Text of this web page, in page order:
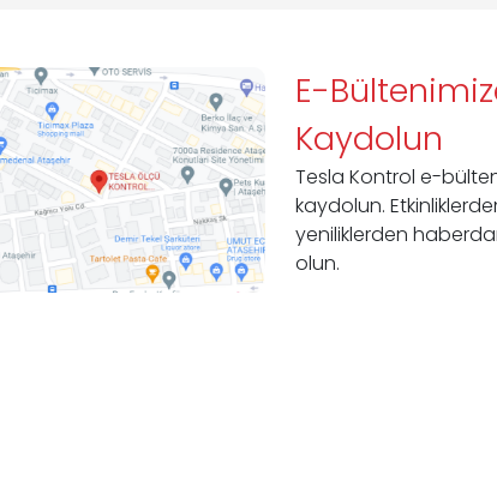
E-
Kaydolun
Tesla Kontrol e-
kaydolun.
yeniliklerden
olun.